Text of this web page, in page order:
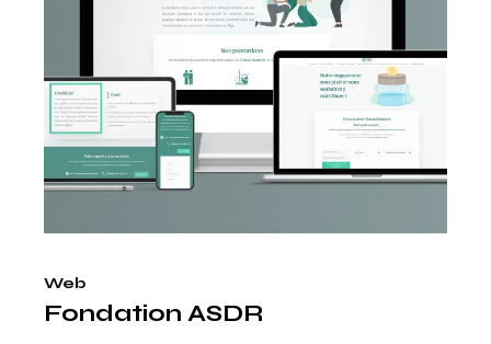
Web
Fondation ASDR